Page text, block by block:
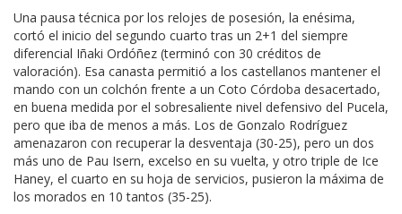
Una pausa técnica por los relojes de posesión, la enésima,
cortó el inicio del segundo cuarto tras un 2+1 del siempre
diferencial Iñaki Ordóñez (terminó con 30 créditos de
valoración). Esa canasta permitió a los castellanos mantener el
mando con un colchón frente a un Coto Córdoba desacertado,
en buena medida por el sobresaliente nivel defensivo del Pucela,
pero que iba de menos a más. Los de Gonzalo Rodríguez
amenazaron con recuperar la desventaja (30-25), pero un dos
más uno de Pau Isern, excelso en su vuelta, y otro triple de Ice
Haney, el cuarto en su hoja de servicios, pusieron la máxima de
los morados en 10 tantos (35-25).